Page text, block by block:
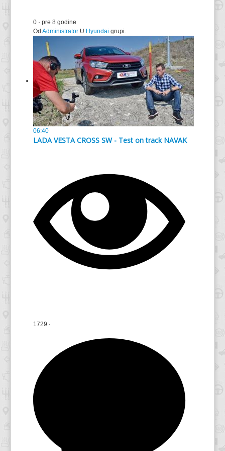
0 · pre 8 godine
Od Administrator U Hyundai grupi.
06:40
LADA VESTA CROSS SW - Test on track NAVAK
1729 ·